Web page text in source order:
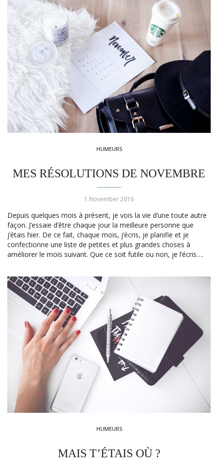
HUMEURS
MES RÉSOLUTIONS DE NOVEMBRE
1 November 2016
Depuis quelques mois à présent, je vois la vie d’une toute autre
façon. J’essaie d’être chaque jour la meilleure personne que
j’étais hier. De ce fait, chaque mois, j’écris, je planifie et je
confectionne une liste de petites et plus grandes choses à
améliorer le mois suivant. Que ce soit futile ou non, je l’écris….
HUMEURS
MAIS T’ÉTAIS OÙ ?